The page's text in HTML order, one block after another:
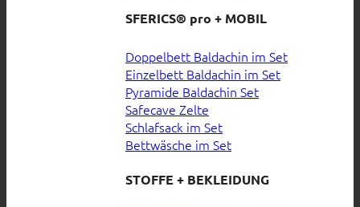
SFERICS® pro + MOBIL
Doppelbett Baldachin im Set
Einzelbett Baldachin im Set
Pyramide Baldachin Set
Safecave Zelte
Schlafsack im Set
Bettwäsche im Set
STOFFE + BEKLEIDUNG